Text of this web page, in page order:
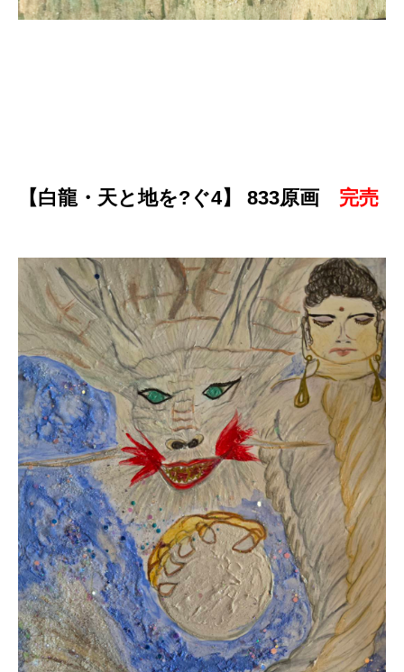
【白龍・天と地を?ぐ4】 833原画 完売